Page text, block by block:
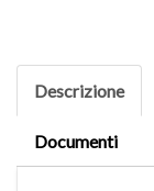
Descrizione
Documenti